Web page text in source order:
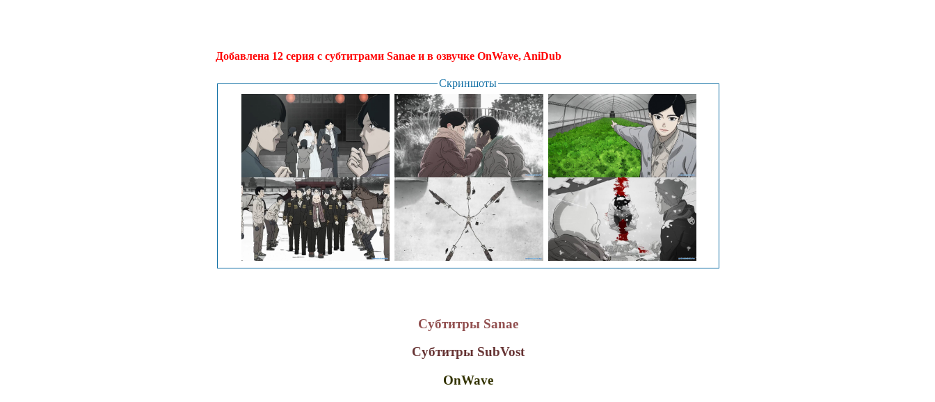
Добавлена 12 серия с субтитрами Sanae и в озвучке OnWave, AniDub
Скриншоты
Субтитры Sanae
Субтитры SubVost
OnWave